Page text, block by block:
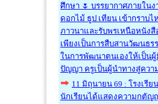
ศึกษา 🌷 บรรยากาศภายใน
ดอกไม้ ธูป เทียน เข้ากราบ
ภาวนาและรับพรเหนือหนังสื
เพียงเป็นการสืบสานวัฒนธ
ในการพัฒนาตนเองให้เป็น
ปัญญา ครูเป็นผู้นำทางสู่ควา
11 มิถุนายน 69 : โรงเรี
นักเรียนได้แสดงความกตัญ